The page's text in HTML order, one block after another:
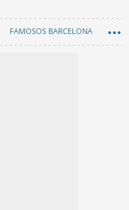
FAMOSOS BARCELONA